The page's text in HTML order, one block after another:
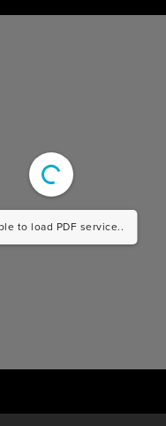
to load PDF service..